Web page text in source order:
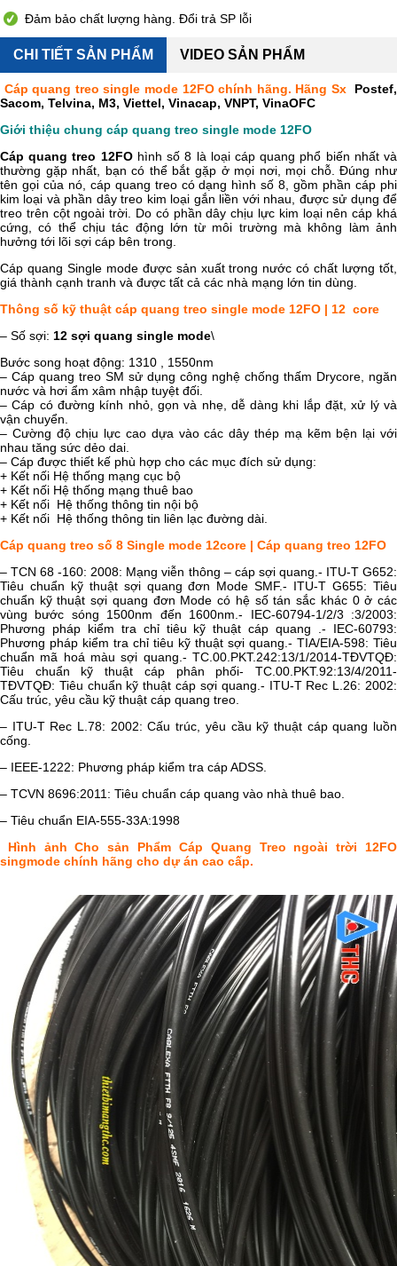
Đảm bảo chất lượng hàng. Đổi trả SP lỗi
CHI TIẾT SẢN PHẨM VIDEO SẢN PHẨM
Cáp quang treo single mode 12FO chính hãng. Hãng Sx
Postef,
Sacom, Telvina, M3, Viettel, Vinacap, VNPT, VinaOFC
Giới thiệu chung cáp quang treo single mode 12FO
Cáp quang treo 12FOhình số 8 là loại cáp quang phổ biến nhất và
thường gặp nhất, bạn có thể bắt gặp ở mọi nơi, mọi chỗ. Đúng như
tên gọi của nó, cáp quang treo có dạng hình số 8, gồm phần cáp phi
kim loại và phần dây treo kim loại gắn liền với nhau, được sử dụng để
treo trên cột ngoài trời. Do có phần dây chịu lực kim loại nên cáp khá
cứng, có thể chịu tác động lớn từ môi trường mà không làm ảnh
hưởng tới lõi sợi cáp bên trong.
Cáp quang Single mode được sản xuất trong nước có chất lượng tốt,
giá thành cạnh tranh và được tất cả các nhà mạng lớn tin dùng.
Thông số kỹ thuật cáp quang treo single mode 12FO | 12 core
– Số sợi: 12 sợi quang single mode\
Bước song hoạt động: 1310 , 1550nm
– Cáp quang treo SM sử dụng công nghệ chống thấm Drycore, ngăn
nước và hơi ẩm xâm nhập tuyệt đối.
– Cáp có đường kính nhỏ, gọn và nhẹ, dễ dàng khi lắp đặt, xử lý và
vận chuyển.
– Cường độ chịu lực cao dựa vào các dây thép mạ kẽm bện lại với
nhau tăng sức dẻo dai.
– Cáp được thiết kế phù hợp cho các mục đích sử dụng:
+ Kết nối Hệ thống mạng cục bộ
+ Kết nối Hệ thống mạng thuê bao
+ Kết nối Hệ thống thông tin nội bộ
+ Kết nối Hệ thống thông tin liên lạc đường dài.
Cáp quang treo số 8 Single mode 12core | Cáp quang treo 12FO
– TCN 68 -160: 2008: Mạng viễn thông – cáp sợi quang.- ITU-T G652:
Tiêu chuẩn kỹ thuật sợi quang đơn Mode SMF.- ITU-T G655: Tiêu
chuẩn kỹ thuật sợi quang đơn Mode có hệ số tán sắc khác 0 ở các
vùng bước sóng 1500nm đến 1600nm.- IEC-60794-1/2/3 :3/2003:
Phương pháp kiểm tra chỉ tiêu kỹ thuật cáp quang .- IEC-60793:
Phương pháp kiểm tra chỉ tiêu kỹ thuật sợi quang.- TIA/EIA-598: Tiêu
chuẩn mã hoá màu sợi quang.- TC.00.PKT.242:13/1/2014-TĐVTQĐ:
Tiêu chuẩn kỹ thuật cáp phân phối- TC.00.PKT.92:13/4/2011-
TĐVTQĐ: Tiêu chuẩn kỹ thuật cáp sợi quang.- ITU-T Rec L.26: 2002:
Cấu trúc, yêu cầu kỹ thuật cáp quang treo.
– ITU-T Rec L.78: 2002: Cấu trúc, yêu cầu kỹ thuật cáp quang luồn
cống.
– IEEE-1222: Phương pháp kiểm tra cáp ADSS.
– TCVN 8696:2011: Tiêu chuẩn cáp quang vào nhà thuê bao.
– Tiêu chuẩn EIA-555-33A:1998
Hình ảnh Cho sản Phẩm Cáp Quang Treo ngoài trời 12FO
singmode chính hãng cho dự án cao cấp.